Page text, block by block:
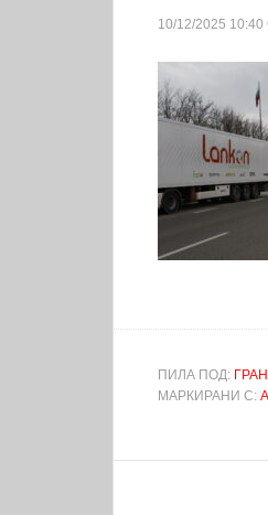
10/12/2025 10:40
ПИЛА ПОД:
МАРКИРАНИ С: